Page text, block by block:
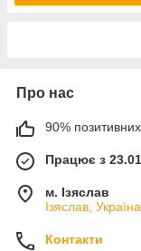
Про нас
90% позитивних
Працює з
м. Ізяслав
Ізяслав, Україна
Контакти